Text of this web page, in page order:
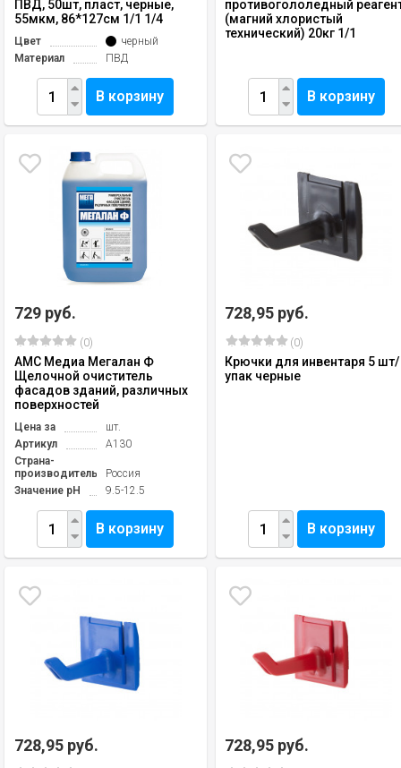
ПВД, 50шт, пласт, черные,
55мкм, 86*127см 1/1 1/4
Цвет
черный
Материал
ПВД
В корзину
противогололедный
(магний хлористый
технический) 20кг 1/1
В корзину
729 руб.
(0)
АМС Медиа Мегалан Ф
Щелочной очиститель
фасадов зданий, различных
поверхностей
Цена за
шт.
Артикул
А130
Страна-
производитель
Россия
Значение pH
9.5-12.5
В корзину
728,95 руб.
(0)
Крючки для инвентаря 5 шт/
упак черные
В корзину
728,95 руб. 728,95 руб.